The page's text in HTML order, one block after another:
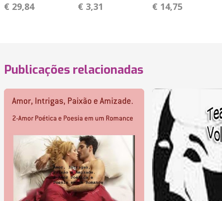
€ 29,84 € 3,31 € 14,75
Publicações relacionadas